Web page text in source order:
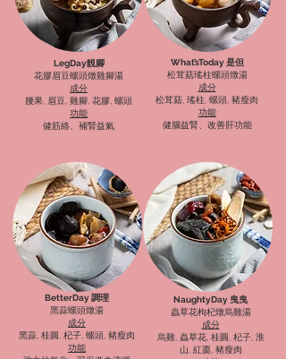
LegDay靚腳
花膠眉豆螺頭燉雞腳湯
成分
腰果, 眉豆, 雞腳, 花膠, 螺頭
功能
健筋絡、補腎益氣
What’sToday 是但
松茸菇瑤柱螺頭燉湯
成分
松茸菇, 瑤柱, 螺頭, 豬瘦肉
功能
健腦益腎、改善肝功能
BetterDay 調理
黑蒜螺頭燉湯
成分
黑蒜, 桂圓, 杞子, 螺頭, 豬瘦肉
功能
NaughtyDay 曳曳
蟲草花枸杞燉烏雞湯
成分
烏雞, 蟲草花, 桂圓, 杞子, 淮
山, 紅棗, 豬瘦肉